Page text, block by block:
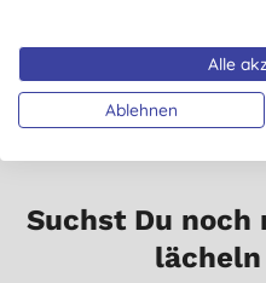
Suchst Du noch
Alle
Ablehnen